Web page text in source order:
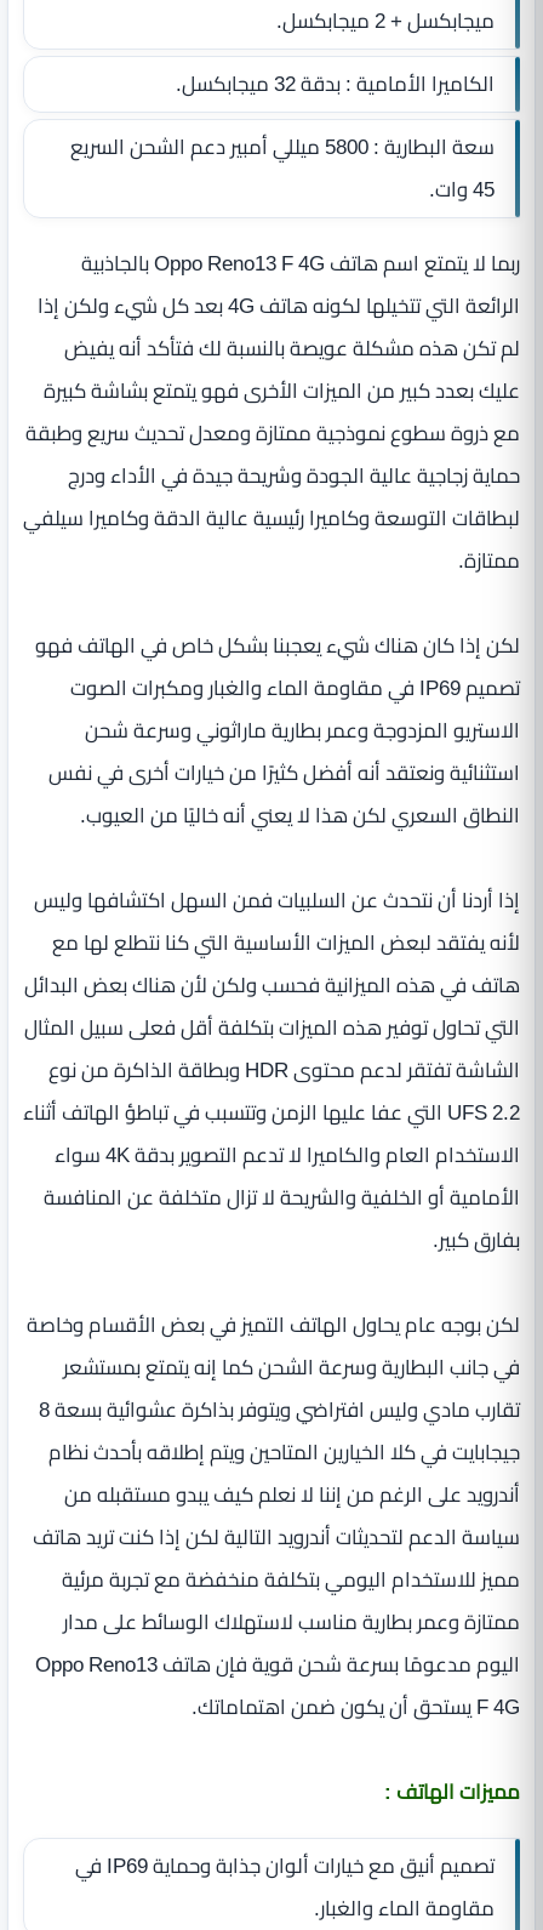
ميجابكسل + 2 ميجابكسل.
الكاميرا الأمامية : بدقة 32 ميجابكسل.
سعة البطارية : 5800 ميللي أمبير دعم الشحن السريع
45 وات.
ربما لا يتمتع اسم هاتف Oppo Reno13 F 4G بالجاذبية
الرائعة التي تتخيلها لكونه هاتف 4G بعد كل شيء ولكن إذا
لم تكن هذه مشكلة عويصة بالنسبة لك فتأكد أنه يفيض
عليك بعدد كبير من الميزات الأخرى فهو يتمتع بشاشة كبيرة
مع ذروة سطوع نموذجية ممتازة ومعدل تحديث سريع وطبقة
حماية زجاجية عالية الجودة وشريحة جيدة في الأداء ودرج
لبطاقات التوسعة وكاميرا رئيسية عالية الدقة وكاميرا سيلفي
ممتازة.
لكن إذا كان هناك شيء يعجبنا بشكل خاص في الهاتف فهو
تصميم IP69 في مقاومة الماء والغبار ومكبرات الصوت
الاستريو المزدوجة وعمر بطارية ماراثوني وسرعة شحن
استثنائية ونعتقد أنه أفضل كثيرًا من خيارات أخرى في نفس
النطاق السعري لكن هذا لا يعني أنه خاليًا من العيوب.
إذا أردنا أن نتحدث عن السلبيات فمن السهل اكتشافها وليس
لأنه يفتقد لبعض الميزات الأساسية التي كنا نتطلع لها مع
هاتف في هذه الميزانية فحسب ولكن لأن هناك بعض البدائل
التي تحاول توفير هذه الميزات بتكلفة أقل فعلى سبيل المثال
الشاشة تفتقر لدعم محتوى HDR وبطاقة الذاكرة من نوع
UFS 2.2 التي عفا عليها الزمن وتتسبب في تباطؤ الهاتف أثناء
الاستخدام العام والكاميرا لا تدعم التصوير بدقة 4K سواء
الأمامية أو الخلفية والشريحة لا تزال متخلفة عن المنافسة
بفارق كبير.
لكن بوجه عام يحاول الهاتف التميز في بعض الأقسام وخاصة
في جانب البطارية وسرعة الشحن كما إنه يتمتع بمستشعر
تقارب مادي وليس افتراضي ويتوفر بذاكرة عشوائية بسعة 8
جيجابايت في كلا الخيارين المتاحين ويتم إطلاقه بأحدث نظام
أندرويد على الرغم من إننا لا نعلم كيف يبدو مستقبله من
سياسة الدعم لتحديثات أندرويد التالية لكن إذا كنت تريد هاتف
مميز للاستخدام اليومي بتكلفة منخفضة مع تجربة مرئية
ممتازة وعمر بطارية مناسب لاستهلاك الوسائط على مدار
اليوم مدعومًا بسرعة شحن قوية فإن هاتف Oppo Reno13
F 4G يستحق أن يكون ضمن اهتماماتك.
مميزات الهاتف :
تصميم أنيق مع خيارات ألوان جذابة وحماية IP69 في
مقاومة الماء والغبار.